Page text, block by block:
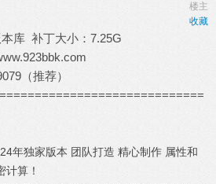
楼主
收藏
库 补丁大小：7.25G
（推荐）
年独家版本 团队打造 精心制作 属性和
计算！